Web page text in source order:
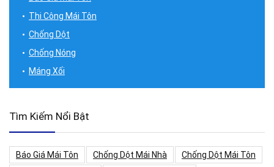
Thi Công Mái Tôn
Chống Dột
Chống Nóng
Máng Xối
Tìm Kiếm Nổi Bật
Báo Giá Mái Tôn Chống Dột Mái Nhà
Chống Dột Mái Tôn